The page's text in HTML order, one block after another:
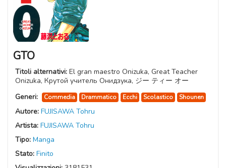
GTO
Titoli alternativi: El gran maestro Onizuka, Great Teacher
Onizuka, Крутой учитель Онидзука, ジー ティー オー
Generi:
Commedia Drammatico Ecchi Scolastico Shounen
Autore: FUJISAWA Tohru
Artista: FUJISAWA Tohru
Tipo: Manga
Stato: Finito